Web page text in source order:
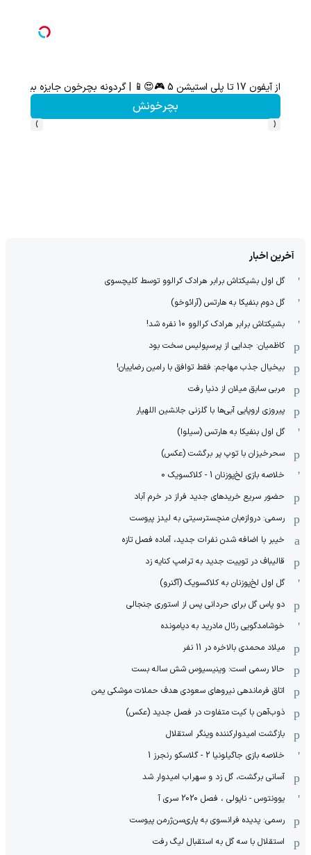
از آیفون 17 تا پلی استیشن 5 🎮😍📱 | گردونه بچرخون جایزه ببر
بچرخونش
‹
›
آخرین اخبار
گل اول بشیکتاش برابر هرادک کرالوو توسط کلیچسوی
گل دوم بنفیکا به هارتس (آرائوخو)
بشیکتاش برابر هرادک کرالوو 10 نفره شد!
کاظمیان: جدایی از پرسپولیس سخت بود
بیخیال جذب مهاجم: فقط توافق با رامین رضاییان!
مربی سابق میلان از دنیا رفت
پیروزی اروپایی آبی‌ها با گلزنی جانشین اللهیار
گل اول بنفیکا به هارتس (سیلوا)
سحرخیزان با توپ پر برگشت (عکس)
خلاصه بازی لخ‌پوزنان 1 - کلاکسویک 0
حضور سریع خریدهای جدید فراز در خرم آباد
رسمی: دروازه‌بان منچسترسیتی به لیدز پیوست
خیبر با اضافه شدن نفرات جدید، آماده فصل تازه
قالیباف در توییت جدید به ترامپ کنایه زد
گل اول لخ‌پوزنان به کلاکسویک (آگنرو)
دو پاس گل برای حردانی پس از استوری جنجالی
خوشامدگویی رئال مادرید به دیامونده
میلاد محمدی بالاخره در 11 نفر
حالا رسمی است: وینیسیوس شش ساله بست
اتاق فرماندهی نیروهای سعودی هدف حملات موشکی یمن
ذوب‌آهن با کیت متفاوت در فصل جدید (عکس)
بازگشت امیدوارکننده وینگر استقلال
خلاصه بازی جاگیلونیا 2 - گلاسکو رنجرز 1
آسانی برگشت، گل زد و سهراب امیدوار شد
یوونتوس - ناپولی ، فصل 2020 سری آ
رسمی: پدیده فرانسوی به پاری‌سن‌ژرمن پیوست
استقلال با سه گل به استقبال لیگ رفت